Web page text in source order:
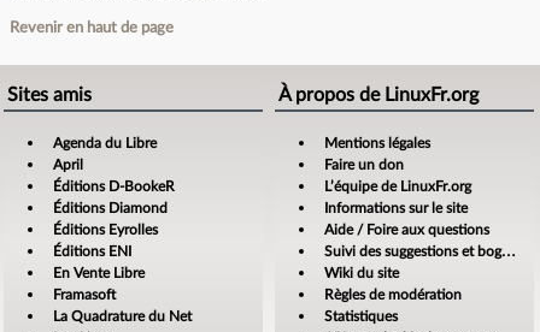
Revenir en haut de page
Sites amis
Agenda du Libre
April
Éditions D-BookeR
Éditions Diamond
Éditions Eyrolles
Éditions ENI
En Vente Libre
Framasoft
La Quadrature du Net
À propos de LinuxFr.org
Mentions légales
Faire un don
L’équipe de LinuxFr.org
Informations sur le site
Aide / Foire aux questions
Suivi des suggestions et bogues
Wiki du site
Règles de modération
Statistiques